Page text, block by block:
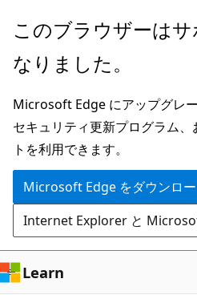
メ
ン
ン
テ
ン
ツ
に
ス
キ
ッ
プ
このブラウザーはサ
なりました。
Microsoft Edge にアップグレ
セキュリティ更新プログラム
トを利用できます。
Microsoft Edge をダウンロ
Internet Explorer と
Learn